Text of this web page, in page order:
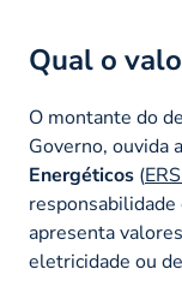
Qual o
O montante do
Governo, ouvida a
Energéticos (
apresenta
eletricidade ou